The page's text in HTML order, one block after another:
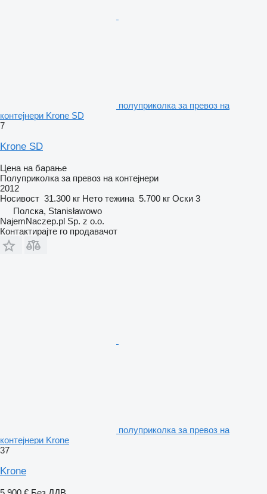
полуприколка за превоз на
контејнери Krone SD
7
Krone SD
Цена на барање
Полуприколка за превоз на контејнери
2012
Носивост 31.300 кг Нето тежина 5.700 кг Оски 3
Полска, Stanisławowo
NajemNaczep.pl Sp. z o.o.
Контактирајте го продавачот
полуприколка за превоз на
контејнери Krone
37
Krone